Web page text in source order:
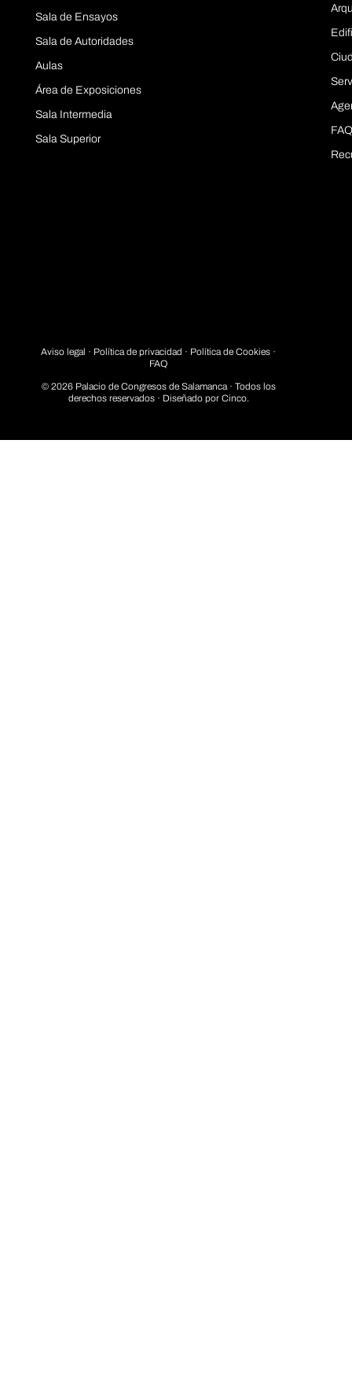
Sala de Ensayos
Sala de Autoridades
Aulas
Área de Exposiciones
Sala Intermedia
Sala Superior
Aviso legal · Política de privacidad · Política de Cookies ·
FAQ
© 2026 Palacio de Congresos de Salamanca · Todos los
derechos reservados · Diseñado por Cinco.